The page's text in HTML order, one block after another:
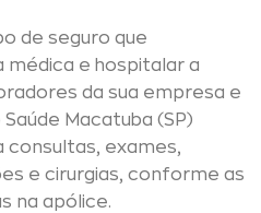
de seguro que
e hospitalar a
da sua empresa e
Macatuba (SP)
exames,
e cirurgias, conforme as
na apólice.